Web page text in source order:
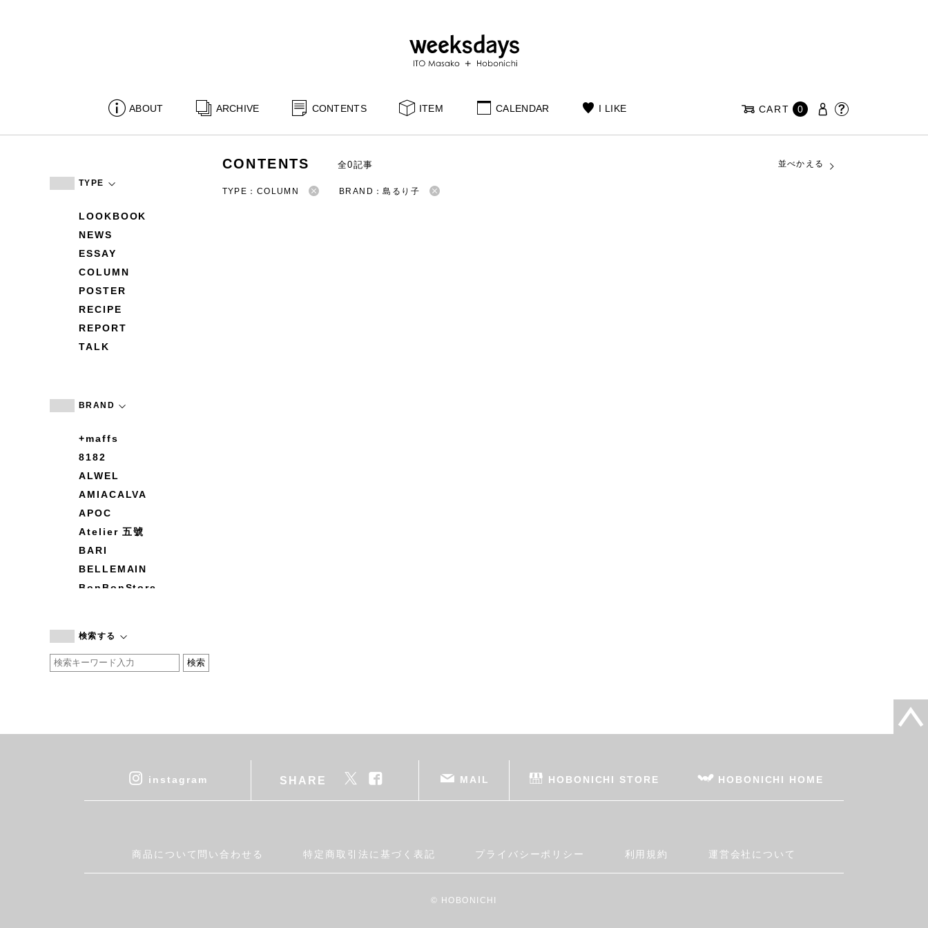
ABOUT ARCHIVE CONTENTS ITEM CALENDAR I LIKE CART 0
TYPE
LOOKBOOK
NEWS
ESSAY
COLUMN
POSTER
RECIPE
REPORT
TALK
BRAND
+maffs
8182
ALWEL
AMIACALVA
APOC
Atelier 五號
BARI
BELLEMAIN
BonBonStore
by basics
CATWORTH
cohan
DEAN & DELUCA
Fatima Morocco
検索する
CONTENTS 全0記事 並べかえる
TYPE：COLUMN BRAND：島るり子
instagram SHARE MAIL HOBONICHI STORE HOBONICHI HOME
商品について問い合わせる 特定商取引法に基づく表記 プライバシーポリシー 利用規約 運営会社について
© HOBONICHI